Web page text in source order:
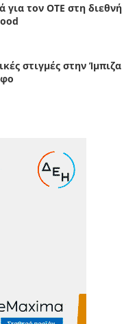
για τον ΟΤΕ στη διεθνή
στιγμές στην Ίμπιζα